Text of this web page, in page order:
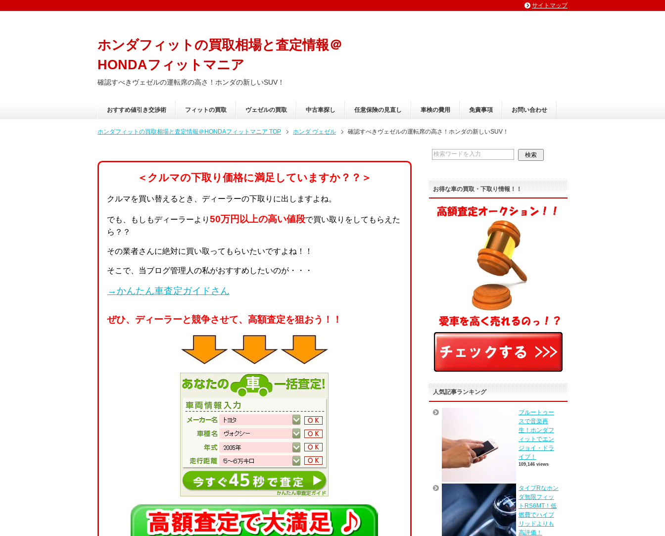
ホンダフィットの買取相場と査定情報＠
HONDAフィットマニア
確認すべきヴェゼルの運転席の高さ！ホンダの新しいSUV！
おすすめ値引き交渉術 フィットの買取 ヴェゼルの買取 中古車探し 任意保険の見直し 車検の費用 免責事項 お問い合わせ
ホンダフィットの買取相場と査定情報＠HONDAフィットマニア TOP ホンダ ヴェゼル 確認すべきヴェゼルの運転席の高さ！ホンダの新しいSUV！
＜クルマの下取り価格に満足していますか？？＞
クルマを買い替えるとき、ディーラーの下取りに出しますよね。
でも、もしもディーラーより 50万円以上の高い値段で買い取りをしてもらえた
ら？？
その業者さんに絶対に買い取ってもらいたいですよね！！
そこで、当ブログ管理人の私がおすすめしたいのが・・・
→かんたん車査定ガイドさん
ぜひ、ディーラーと競争させて、高額査定を狙おう！！
お得な車の買取・下取り情報！！
人気記事ランキング
ブルートゥー
スで音楽再
生！ホンダフ
ィットでエン
ジョイ・ドラ
イブ！
109,146 views
タイプRなホン
ダ無限フィッ
トRS6MT！低
燃費でハイブ
リッドよりも
高評価！
サイトマップ